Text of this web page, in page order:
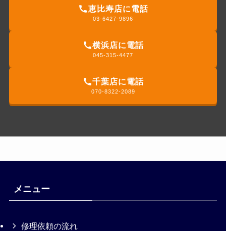
恵比寿店に電話
03-6427-9896
横浜店に電話
045-315-4477
千葉店に電話
070-8322-2089
メニュー
修理依頼の流れ